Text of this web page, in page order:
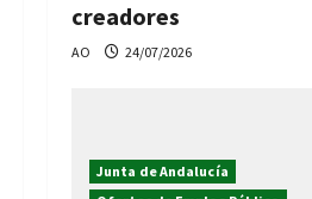
creadores
AO 24/07/2026
Junta de Andalucía